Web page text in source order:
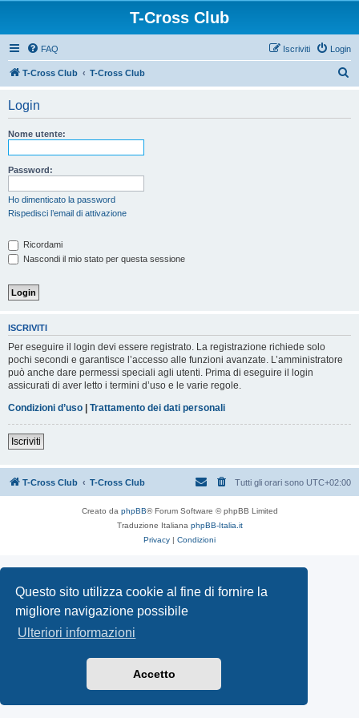
Questo sito utilizza cookie al fine di fornire la
migliore navigazione possibile
Ulteriori informazioni
Accetto
T-Cross Club
FAQ Login
Iscriviti
T-Cross Club T-Cross Club
Login
Nome utente:
Password:
Ho dimenticato la password
Rispedisci l’email di attivazione
Ricordami
Nascondi il mio stato per questa sessione
ISCRIVITI
Per eseguire il login devi essere registrato. La registrazione richiede solo
pochi secondi e garantisce l’accesso alle funzioni avanzate. L’amministratore
può anche dare permessi speciali agli utenti. Prima di eseguire il login
assicurati di aver letto i termini d’uso e le varie regole.
Condizioni d’uso | Trattamento dei dati personali
Iscriviti
T-Cross Club T-Cross Club Tutti gli orari sono UTC+02:00
Creato da phpBB® Forum Software © phpBB Limited
Traduzione Italiana phpBB-Italia.it
Privacy | Condizioni